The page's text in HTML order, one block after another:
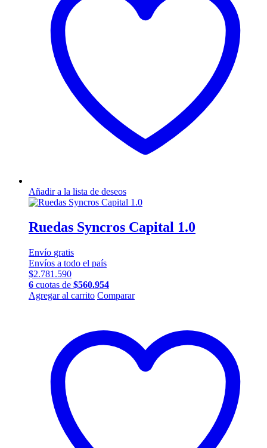
Añadir a la lista de deseos
Ruedas Syncros Capital 1.0
Envío gratis
Envíos a todo el país
$2.781.590
6 cuotas de $560.954
Agregar al carrito Comparar